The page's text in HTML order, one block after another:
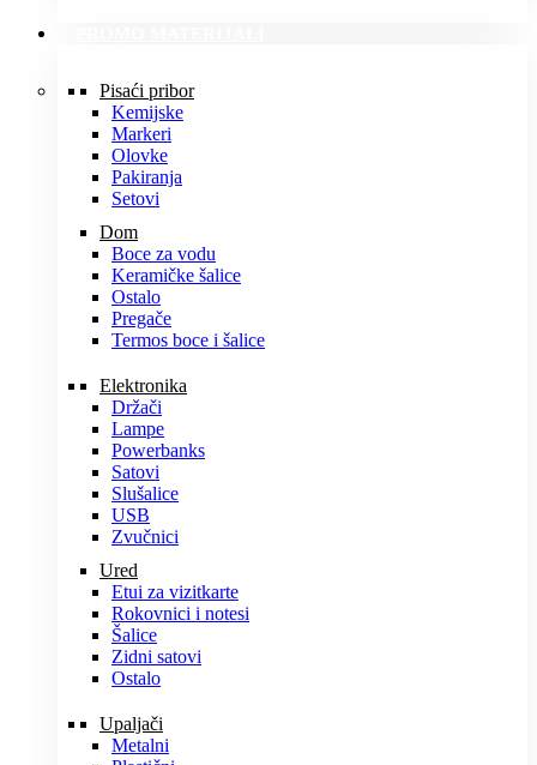
Pisaći pribor
Kemijske
Markeri
Olovke
Pakiranja
Setovi
Dom
Boce za vodu
Keramičke šalice
Ostalo
Pregače
Termos boce i šalice
Elektronika
Držači
Lampe
Powerbanks
Satovi
Slušalice
USB
Zvučnici
Ured
Etui za vizitkarte
Rokovnici i notesi
Šalice
Zidni satovi
Ostalo
Upaljači
Metalni